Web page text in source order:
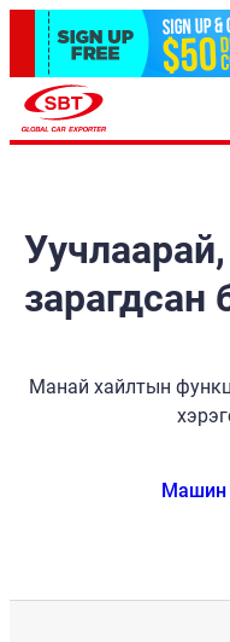
Уучлаарай,
зарагдсан
Манай хайлтын
Машин